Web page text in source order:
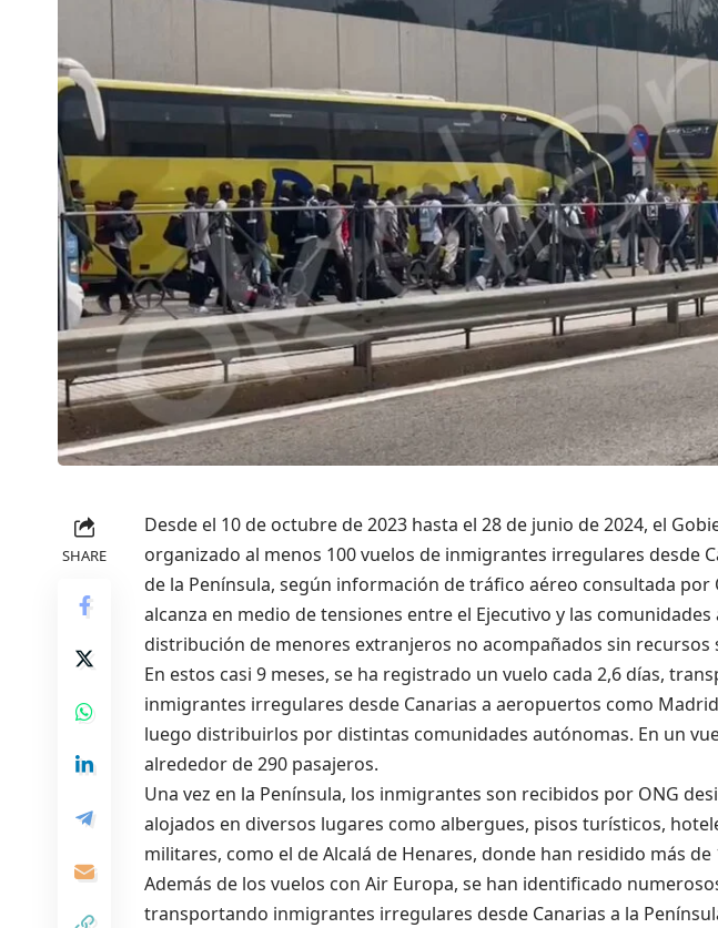
SHARE
Desde el 10 de octubre de 2023 hasta el 28 de junio de 2024, el
organizado al menos 100 vuelos de inmigrantes irregulares desde
de la Península, según información de tráfico aéreo consultada por
alcanza en medio de tensiones entre el Ejecutivo y las
distribución de menores extranjeros no acompañados sin recursos
En estos casi 9 meses, se ha registrado un vuelo cada 2,6 días,
inmigrantes irregulares desde Canarias a aeropuertos como
luego distribuirlos por distintas comunidades autónomas. En un
alrededor de 290 pasajeros.
Una vez en la Península, los inmigrantes son recibidos por ONG
alojados en diversos lugares como albergues, pisos turísticos,
militares, como el de Alcalá de Henares, donde han residido más de
Además de los vuelos con Air Europa, se han identificado
transportando inmigrantes irregulares desde Canarias a la